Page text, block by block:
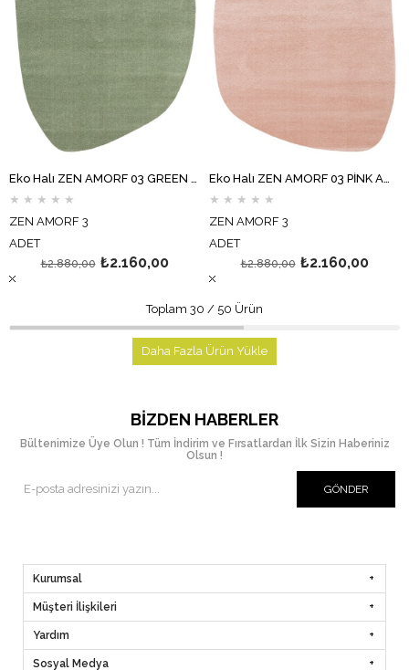
★ ★ ★ ★ ★
ZEN AMORF 3
ADET
₺2.160,00
₺2.880,00
★ ★ ★ ★ ★
ZEN AMORF 3
ADET
₺2.160,00
₺2.880,00
Toplam 30 / 50 Ürün
Daha Fazla Ürün Yükle
BIZDEN HABERLER
Bültenimize Üye Olun ! Tüm İndirim ve Fırsatlardan İlk Sizin Haberiniz
Olsun !
GÖNDER
Kurumsal
Müşteri İlişkileri
Yardım
Sosyal Medya